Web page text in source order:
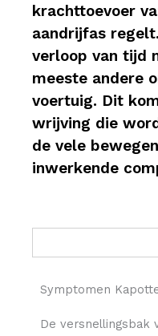
krachttoevoer
aandrijfas
verloop van tijd
meeste andere
voertuig. Dit
wrijving die
de vele
inwerkende
Symptomen
De versnellingsbak